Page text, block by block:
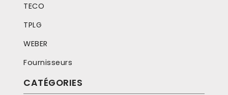
TECO
TPLG
WEBER
Fournisseurs
CATÉGORIES